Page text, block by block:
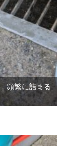
頻繁に詰まる